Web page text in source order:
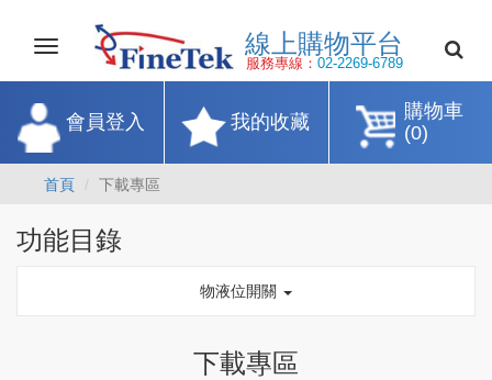
Toggle
navigation
線上購物平
服務專線：02-2269-
購物車
(0)
我的收藏
會員登入
首頁 下載專區
功能目錄
物液位開關
下載專區